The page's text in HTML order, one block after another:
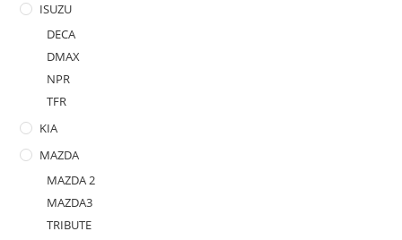
ISUZU
DECA
DMAX
NPR
TFR
KIA
MAZDA
MAZDA 2
MAZDA3
TRIBUTE